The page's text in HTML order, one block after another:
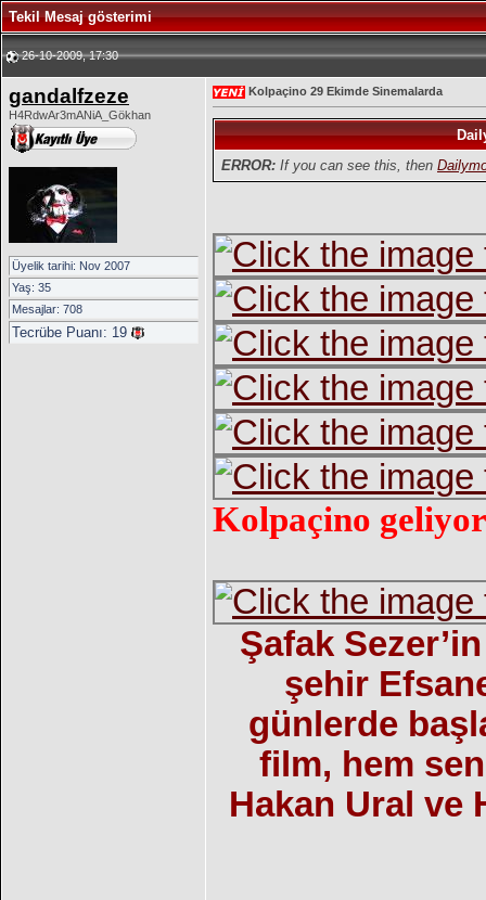
Tekil Mesaj gösterimi
26-10-2009, 17:30
gandalfzeze
H4RdwAr3mANiA_Gökhan
Üyelik tarihi: Nov 2007
Yaş: 35
Mesajlar: 708
Tecrübe Puanı: 19
Kolpaçino 29 Ekimde Sinemalarda
ERROR: If you can see this, then
Kolpaçino geliyor
Şafak
şehir
günlerde
film, hem
Hakan Ural ve